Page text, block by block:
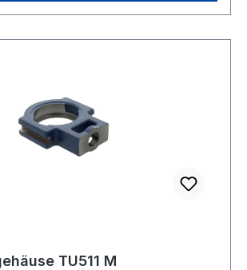
SKF Spanngehäuse TU511 M